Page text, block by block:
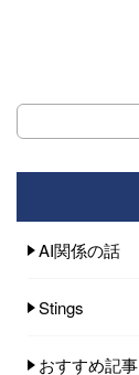
AI関係の話
Stings
おすすめ記事